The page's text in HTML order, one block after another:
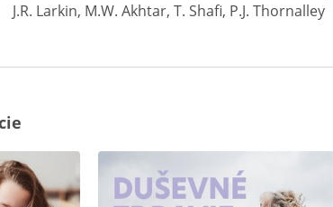
J.R. Larkin, M.W. Akhtar, T. Shafi, P.J. Thornalley